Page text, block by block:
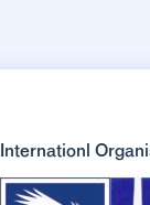
Internationl